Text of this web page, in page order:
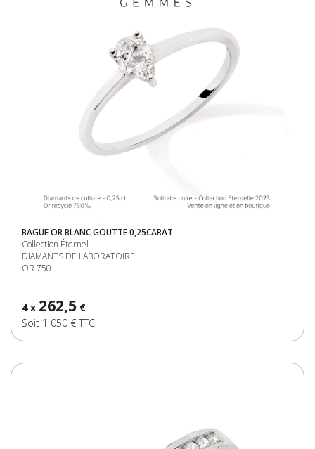
BAGUE OR BLANC GOUTTE 0,25CARAT
Collection Éternel
DIAMANTS DE LABORATOIRE
OR 750
4 x 262,5 €
Soit 1 050 € TTC